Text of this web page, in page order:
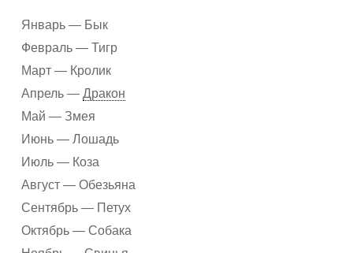
Январь — Бык
Февраль — Тигр
Март — Кролик
Апрель — Дракон
Май — Змея
Июнь — Лошадь
Июль — Коза
Август — Обезьяна
Сентябрь — Петух
Октябрь — Собака